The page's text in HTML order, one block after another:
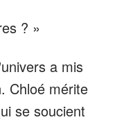
? »
a mis
Chloé mérite
se soucient